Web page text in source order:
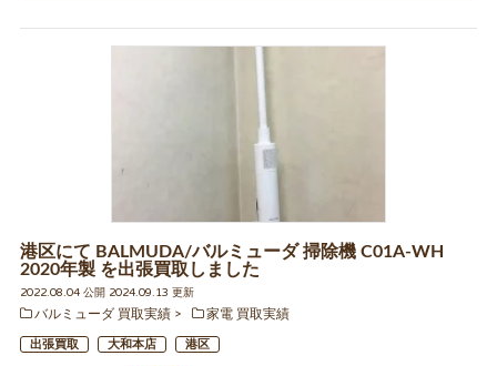
港区にて BALMUDA/バルミューダ 掃除機 C01A-WH
2020年製 を出張買取しました
2022.08.04 公開 2024.09.13 更新
バルミューダ 買取実績
家電 買取実績
出張買取 大和本店 港区